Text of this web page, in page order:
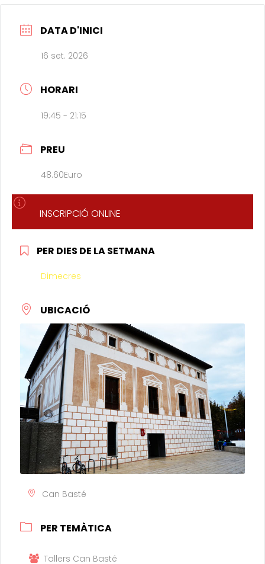
DATA D'INICI
16 set. 2026
HORARI
19:45 - 21:15
PREU
48.60Euro
INSCRIPCIÓ ONLINE
PER DIES DE LA SETMANA
Dimecres
UBICACIÓ
Can Basté
PER TEMÀTICA
Tallers Can Basté